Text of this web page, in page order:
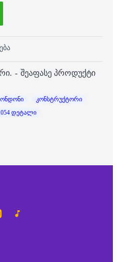
- შეაფასე პროდუქტი
კონსტრუქტორი
დეტალი